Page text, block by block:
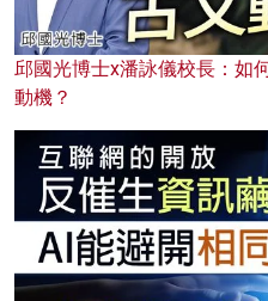
邱國光博士x潘詠儀校長：如
動機？